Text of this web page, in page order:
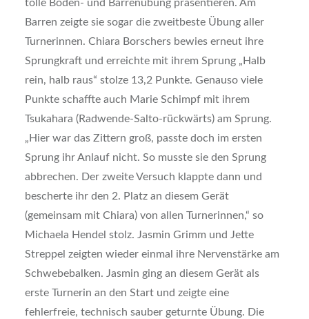
tolle Boden- und Barrenübung präsentieren. Am
Barren zeigte sie sogar die zweitbeste Übung aller
Turnerinnen. Chiara Borschers bewies erneut ihre
Sprungkraft und erreichte mit ihrem Sprung „Halb
rein, halb raus“ stolze 13,2 Punkte. Genauso viele
Punkte schaffte auch Marie Schimpf mit ihrem
Tsukahara (Radwende-Salto-rückwärts) am Sprung.
„Hier war das Zittern groß, passte doch im ersten
Sprung ihr Anlauf nicht. So musste sie den Sprung
abbrechen. Der zweite Versuch klappte dann und
bescherte ihr den 2. Platz an diesem Gerät
(gemeinsam mit Chiara) von allen Turnerinnen,“ so
Michaela Hendel stolz. Jasmin Grimm und Jette
Streppel zeigten wieder einmal ihre Nervenstärke am
Schwebebalken. Jasmin ging an diesem Gerät als
erste Turnerin an den Start und zeigte eine
fehlerfreie, technisch sauber geturnte Übung. Die